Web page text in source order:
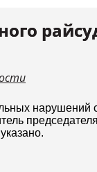
нарушений